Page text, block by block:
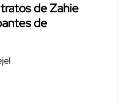
de Zahie
de